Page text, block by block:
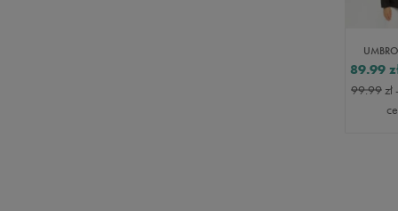
89.99
99.99zł